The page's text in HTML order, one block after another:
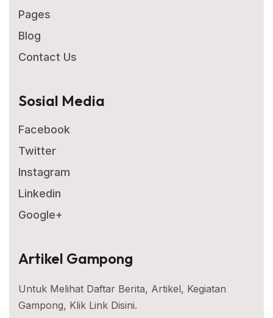
Pages
Blog
Contact Us
Sosial Media
Facebook
Twitter
Instagram
Linkedin
Google+
Artikel Gampong
Untuk Melihat Daftar Berita, Artikel, Kegiatan
Gampong, Klik Link Disini.